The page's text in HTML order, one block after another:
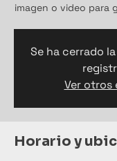
imagen o video para
Se ha cerrado
Ver otros
Horario y